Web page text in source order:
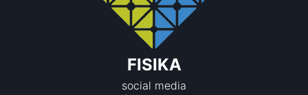
FISIKA
social media